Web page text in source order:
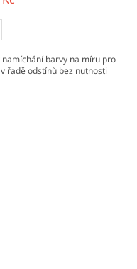
barvy na míru pro
řadě odstínů bez nutnosti